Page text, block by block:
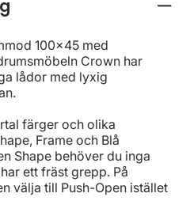
100x45 med
Crown har
lådor med lyxig
färger och olika
Frame och Blå
Shape behöver du inga
ett fräst grepp. På
välja till Push-Open istället